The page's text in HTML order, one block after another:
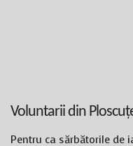
Voluntarii din
Pentru ca sărbătorile de